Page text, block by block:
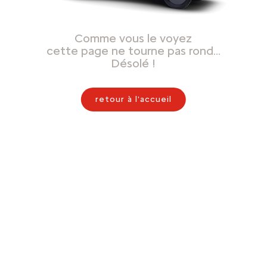
Comme vous le voyez
cette page ne tourne pas rond…
Désolé !
retour à l'accueil